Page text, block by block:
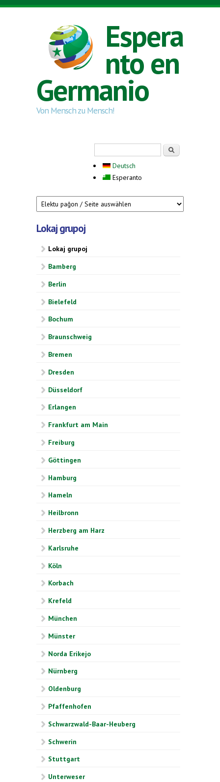
Skip to main content
Espera
nto en
Germanio
Von Mensch zu Mensch!
Deutsch
Esperanto
Lokaj grupoj
Lokaj grupoj
Bamberg
Berlin
Bielefeld
Bochum
Braunschweig
Bremen
Dresden
Düsseldorf
Erlangen
Frankfurt am Main
Freiburg
Göttingen
Hamburg
Hameln
Heilbronn
Herzberg am Harz
Karlsruhe
Köln
Korbach
Krefeld
München
Münster
Norda Erikejo
Nürnberg
Oldenburg
Pfaffenhofen
Schwarzwald-Baar-Heuberg
Schwerin
Stuttgart
Unterweser